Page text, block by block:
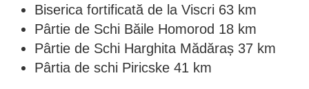
Biserica fortificată de la Viscri 63 km
Pârtie de Schi Băile Homorod 18 km
Pârtie de Schi Harghita Mădăraș 37 km
Pârtia de schi Piricske 41 km